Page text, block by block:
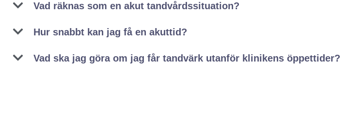
Vad räknas som en akut tandvårdssituation?
Hur snabbt kan jag få en akuttid?
Vad ska jag göra om jag får tandvärk utanför klinikens öppettider?